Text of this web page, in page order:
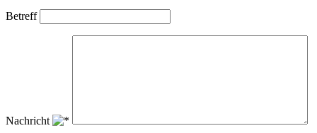
Betreff
Nachricht